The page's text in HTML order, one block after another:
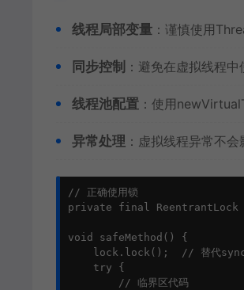
线程局部变量 ：谨慎使用
同步控制 ：避免在虚拟线程
线程池配置 ：使用
异常处理 ：虚拟线程异常不会
// 正确使用锁
private final ReentrantLock
void safeMethod() {
lock.lock();  // 替代
    try {
        // 临界区代码